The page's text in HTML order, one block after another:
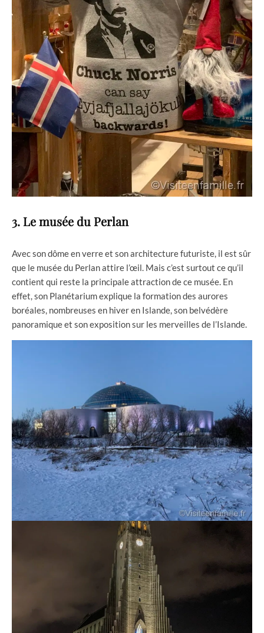
3. Le musée du Perlan
Avec son dôme en verre et son architecture futuriste, il est sûr
que le musée du Perlan attire l’œil. Mais c’est surtout ce qu’il
contient qui reste la principale attraction de ce musée. En
effet, son Planétarium explique la formation des aurores
boréales, nombreuses en hiver en Islande, son belvédère
panoramique et son exposition sur les merveilles de l’Islande.